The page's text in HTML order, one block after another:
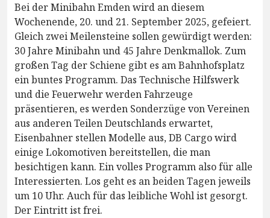
Bei der Minibahn Emden wird an diesem
Wochenende, 20. und 21. September 2025, gefeiert.
Gleich zwei Meilensteine sollen gewürdigt werden:
30 Jahre Minibahn und 45 Jahre Denkmallok. Zum
großen Tag der Schiene gibt es am Bahnhofsplatz
ein buntes Programm. Das Technische Hilfswerk
und die Feuerwehr werden Fahrzeuge
präsentieren, es werden Sonderzüge von Vereinen
aus anderen Teilen Deutschlands erwartet,
Eisenbahner stellen Modelle aus, DB Cargo wird
einige Lokomotiven bereitstellen, die man
besichtigen kann. Ein volles Programm also für alle
Interessierten. Los geht es an beiden Tagen jeweils
um 10 Uhr. Auch für das leibliche Wohl ist gesorgt.
Der Eintritt ist frei.